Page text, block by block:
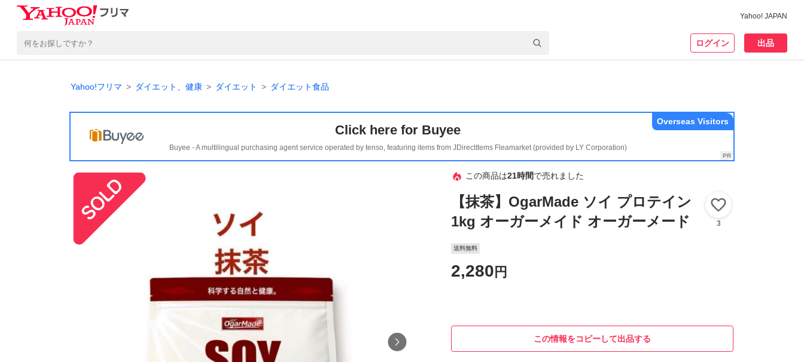
Yahoo! JAPAN
ログイン 出品
Yahoo!フリマ ダイエット、健康 ダイエット ダイエット食品
Click here for Buyee
Buyee - A multilingual purchasing agent service operated by tenso, featuring items from JDirectItems Fleamarket (provided by LY Corporation)
Overseas Visitors
この商品は21時間で売れました
【抹茶】OgarMade ソイ プロテイン
1kg オーガーメイド オーガーメード
3
送料無料
2,280 円
この情報をコピーして出品する